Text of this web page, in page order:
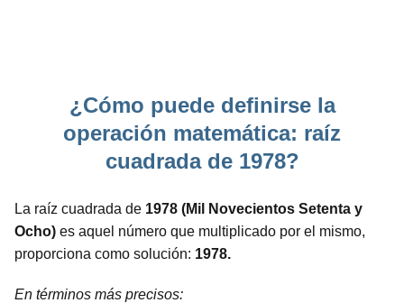
¿Cómo puede definirse la
operación matemática: raíz
cuadrada de 1978?
La raíz cuadrada de 1978 (Mil Novecientos Setenta y
Ocho) es aquel número que multiplicado por el mismo,
proporciona como solución: 1978.
En términos más precisos: